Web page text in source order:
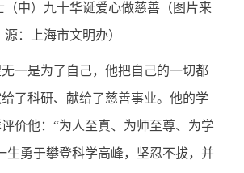
）九十华诞爱心做慈善（图片来
源：上海市文明办）
是为了自己，他把自己的一切都
了科研、献给了慈善事业。他的学
价他：“为人至真、为师至尊、为学
生勇于攀登科学高峰，坚忍不拔，并